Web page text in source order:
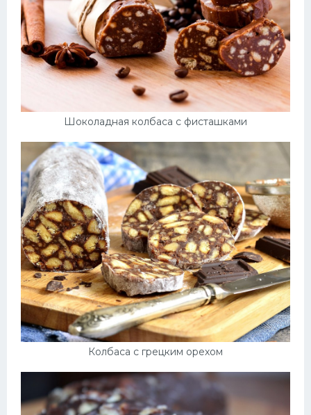
Шоколадная колбаса с фисташками
Колбаса с грецким орехом